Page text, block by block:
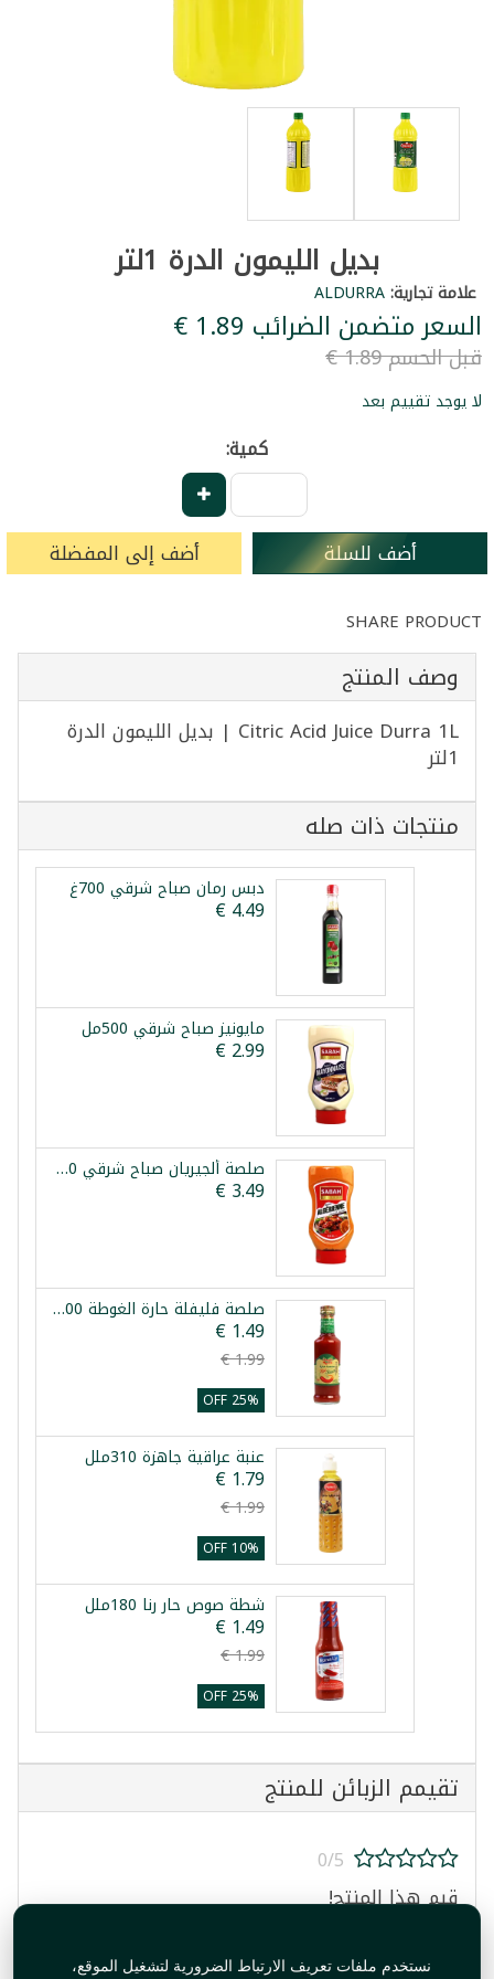
نستخدم ملفات تعريف الارتباط الضرورية لتشغيل الموقع،
بديل الليمون الدرة 1لتر
علامة تجارية:ALDURRA
السعر متضمن الضرائب ‏1.89 €
قبل الحسم ‏1.89 €
لا يوجد تقييم بعد
كمية:
أضف للسلة أضف إلى المفضلة
SHARE PRODUCT
وصف المنتج
Citric Acid Juice Durra 1L | بديل الليمون الدرة
1لتر
منتجات ذات صله
دبس رمان صباح شرقي 700غ
مايونيز صباح شرقي 500مل
صلصة ألجيريان صباح شرقي 500مل
صلصة فليفلة حارة الغوطة 200مل
25% OFF
عنبة عراقية جاهزة 310ملل
10% OFF
شطة صوص حار رنا 180ملل
25% OFF
تقيمم الزبائن للمنتج
0/5
قيم هذا المنتج!